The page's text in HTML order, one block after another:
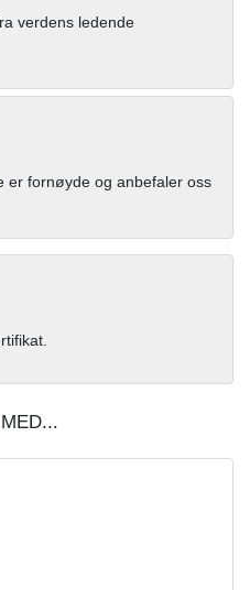
verdens ledende
er fornøyde og anbefaler oss